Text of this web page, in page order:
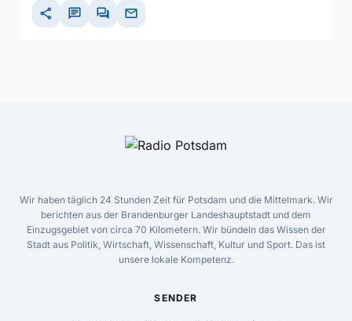
share chat forum mail
Wir haben täglich 24 Stunden Zeit für Potsdam und die Mittelmark. Wir
berichten aus der Brandenburger Landeshauptstadt und dem
Einzugsgebiet von circa 70 Kilometern. Wir bündeln das Wissen der
Stadt aus Politik, Wirtschaft, Wissenschaft, Kultur und Sport. Das ist
unsere lokale Kompetenz.
SENDER